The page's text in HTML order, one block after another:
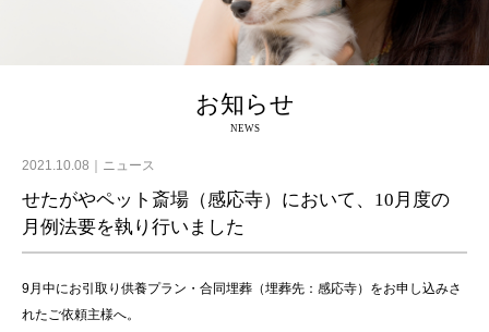
お知らせ
NEWS
2021.10.08 ニュース
せたがやペット斎場（感応寺）において、10月度の
月例法要を執り行いました
9月中にお引取り供養プラン・合同埋葬（埋葬先：感応寺）をお申し込みさ
れたご依頼主様へ。